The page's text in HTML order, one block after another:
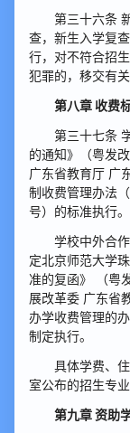
第三十六条
查，新生入学复
行，对不符合招
犯罪的，移交有关
第八章 收费
第三十七条
的通知》（粤发
广东省教育厅 广
制收费管理办法
号）的标准执行。
学校中外合
定北京师范大学
准的复函》 （粤
展改革委 广东省
办学收费管理的
制定执行。
具体学费、
室公布的招生专业
第九章 资助